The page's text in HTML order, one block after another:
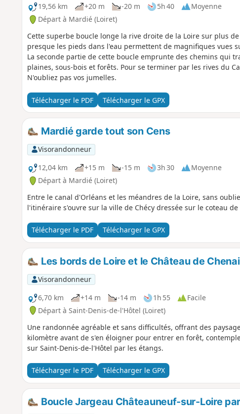
19,56 km
+20 m -20 m 5h 40
Moyenne
Départ à Mardié (Loiret)
Cette superbe boucle longe la rive droite de la Loire sur plus
presque les pieds dans l'eau permettent de magnifiques vues
La seconde partie de cette boucle emprunte des chemins qui
plaines, sous-bois et forêts. Pour se terminer par les rives du
N'oubliez pas vos jumelles.
Télécharger le PDF Télécharger le GPX
Mardié garde tout son Cens
Visorandonneur
12,04 km
+15 m -15 m 3h 30
Moyenne
Départ à Mardié (Loiret)
Entre le canal d'Orléans et les méandres de la Loire, sans
l'itinéraire s'ouvre sur la ville de Chécy dressée sur le coteau de
Télécharger le PDF Télécharger le GPX
Les bords de Loire et le Château de
Visorandonneur
6,70 km
+14 m -14 m 1h 55
Facile
Départ à Saint-Denis-de-l'Hôtel (Loiret)
Une randonnée agréable et sans difficultés, offrant des
kilomètre avant de s'en éloigner pour entrer en forêt,
sur Saint-Denis-de-l'Hôtel par les étangs.
Télécharger le PDF Télécharger le GPX
Boucle Jargeau Châteauneuf-sur-Loire